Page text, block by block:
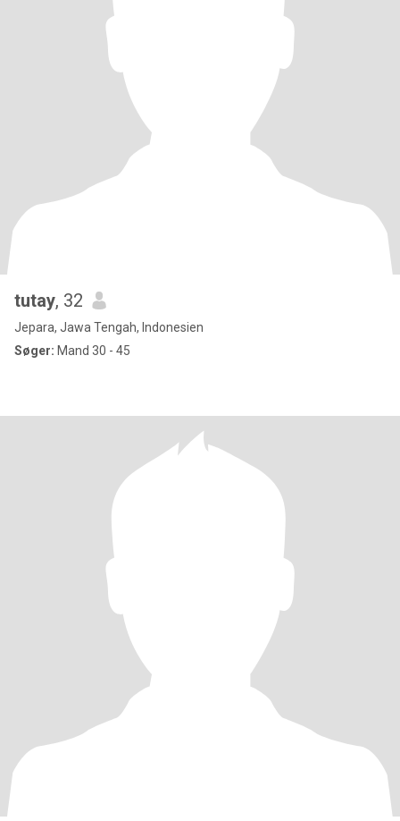
tutay, 32
Jepara, Jawa Tengah, Indonesien
Søger: Mand 30 - 45